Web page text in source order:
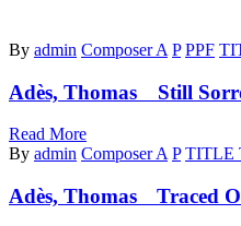
By admin Composer A P PPF
Adès, Thomas Still
Read More
By admin Composer A P TITLE
Adès, Thomas Traced